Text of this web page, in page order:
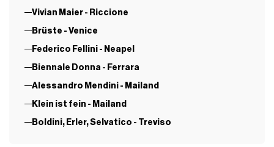
Vivian Maier - Riccione
Brüste - Venice
Federico Fellini - Neapel
Biennale Donna - Ferrara
Alessandro Mendini - Mailand
Klein ist fein - Mailand
Boldini, Erler, Selvatico - Treviso